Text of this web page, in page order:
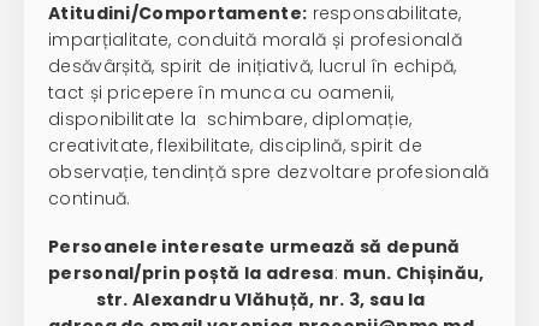
Atitudini/Comportamente: responsabilitate,
imparțialitate, conduită morală și profesională
desăvârșită, spirit de inițiativă, lucrul în echipă,
tact și pricepere în munca cu oamenii,
disponibilitate la schimbare, diplomație,
creativitate, flexibilitate, disciplină, spirit de
observație, tendință spre dezvoltare profesională
continuă.
Persoanele interesate urmează să depună
personal/prin poștă la adresa: mun. Chișinău,
str. Alexandru Vlăhuță, nr. 3, sau la